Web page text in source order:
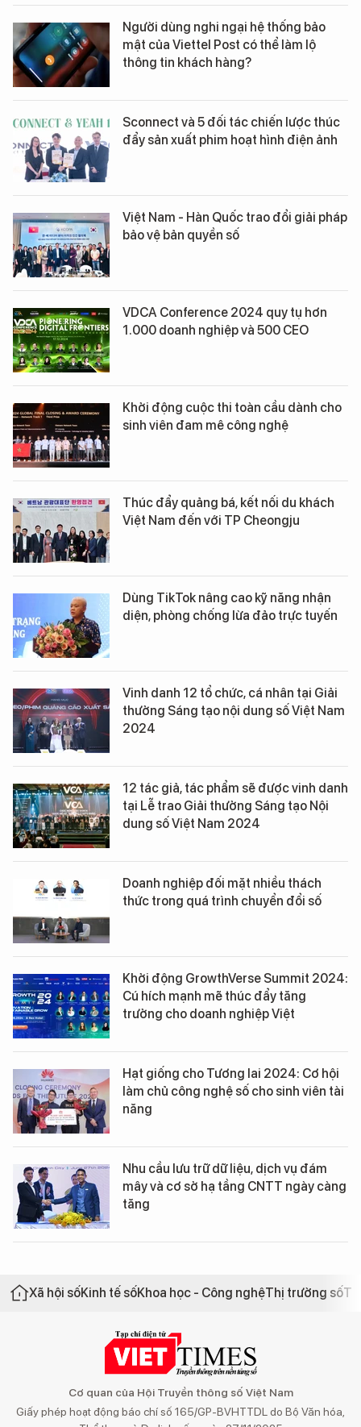
Người dùng nghi ngại hệ thống bảo
mật của Viettel Post có thể làm lộ
thông tin khách hàng?
Sconnect và 5 đối tác chiến lược thúc
đẩy sản xuất phim hoạt hình điện ảnh
Việt Nam - Hàn Quốc trao đổi giải pháp
bảo vệ bản quyền số
VDCA Conference 2024 quy tụ hơn
1.000 doanh nghiệp và 500 CEO
Khởi động cuộc thi toàn cầu dành cho
sinh viên đam mê công nghệ
Thúc đẩy quảng bá, kết nối du khách
Việt Nam đến với TP Cheongju
Dùng TikTok nâng cao kỹ năng nhận
diện, phòng chống lừa đảo trực tuyến
Vinh danh 12 tổ chức, cá nhân tại Giải
thưởng Sáng tạo nội dung số Việt Nam
2024
12 tác giả, tác phẩm sẽ được vinh danh
tại Lễ trao Giải thưởng Sáng tạo Nội
dung số Việt Nam 2024
Doanh nghiệp đối mặt nhiều thách
thức trong quá trình chuyển đổi số
Khởi động GrowthVerse Summit 2024:
Cú hích mạnh mẽ thúc đẩy tăng
trưởng cho doanh nghiệp Việt
Hạt giống cho Tương lai 2024: Cơ hội
làm chủ công nghệ số cho sinh viên tài
năng
Nhu cầu lưu trữ dữ liệu, dịch vụ đám
mây và cơ sở hạ tầng CNTT ngày càng
tăng
Xã hội sốKinh tế sốKhoa học - Công nghệThị trường số
Cơ quan của Hội Truyền thông số Việt Nam
Giấy phép hoạt động báo chí số 165/GP-BVHTTDL do Bộ Văn hóa,